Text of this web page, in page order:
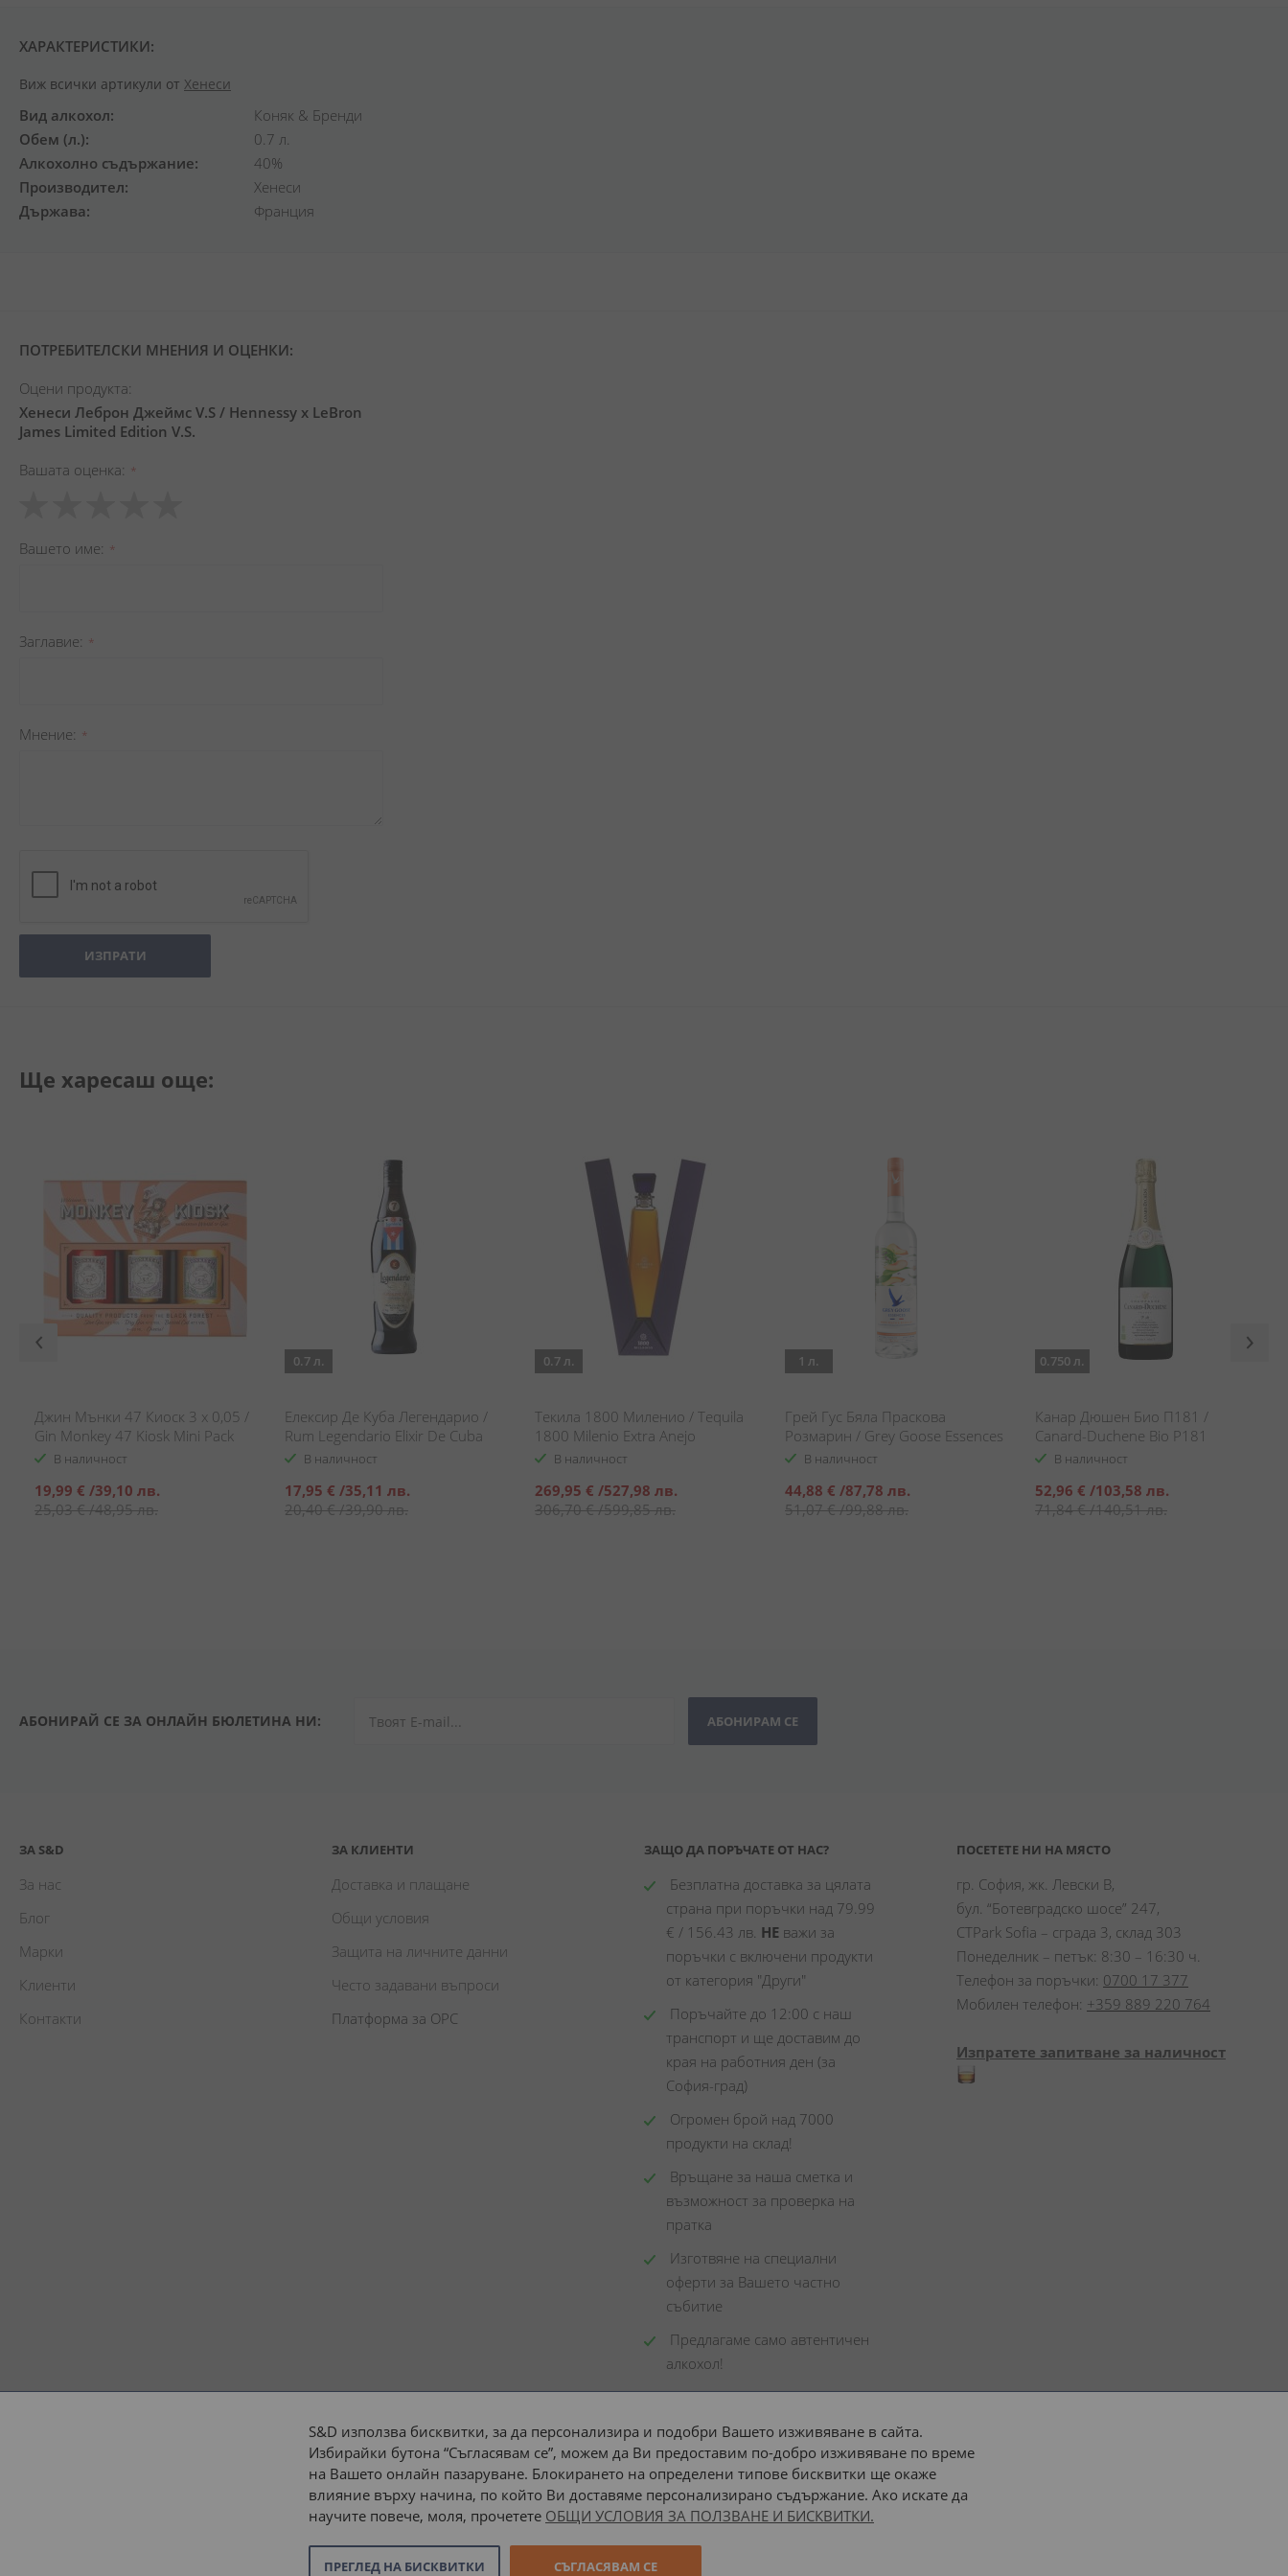
ХАРАКТЕРИСТИКИ:
Виж всички артикули от Хенеси
Вид алкохол
Коняк & Бренди
Обем (л.)
0.7 л.
Алкохолно съдържание
40%
Производител
Хенеси
Държава
Франция
ПОТРЕБИТЕЛСКИ МНЕНИЯ И ОЦЕНКИ:
Оцени продукта:
Хенеси Леброн Джеймс V.S / Hennessy x LeBron
James Limited Edition V.S.
Вашата оценка
star
stars
stars
stars
stars
Вашето име
Заглавиe
Мнение
ИЗПРАТИ
Ще харесаш още:
Джин Мънки 47 Киоск 3 x 0,05 /
Gin Monkey 47 Kiosk Mini Pack
В наличност
Специална
цена
19,99 € /39,10 лв.
25,03 €/48,95 лв.
0.7 л.
Елексир Де Куба Легендарио /
Rum Legendario Elixir De Cuba
В наличност
Специална
цена
17,95 € /35,11 лв.
20,40 €/39,90 лв.
0.7 л.
Текила 1800 Миленио / Tequila
1800 Milenio Extra Anejo
В наличност
Специална
цена
269,95 € /527,98 лв.
306,70 €/599,85 лв.
1 л.
Грей Гус Бяла Праскова
Розмарин / Grey Goose Essences
White Peach & Rosmary
В наличност
Специална
цена
44,88 € /87,78 лв.
51,07 €/99,88 лв.
0.750 л.
Канар Дюшен Био П181 /
Canard-Duchene Bio P181
В наличност
Специална
цена
52,96 € /103,58 лв.
71,84 €/140,51 лв.
АБОНИРАЙ СЕ ЗА ОНЛАЙН БЮЛЕТИНА НИ: АБОНИРАМ СЕ
ЗА S&D
За нас
Блог
Марки
Клиенти
Контакти
ЗА КЛИЕНТИ
Доставка и плащане
Общи условия
Защита на личните данни
Често задавани въпроси
Платформа за ОРС
ЗАЩО ДА ПОРЪЧАТЕ ОТ НАС?
Безплатна доставка за цялата
страна при поръчки над 79.99
€ / 156.43 лв. НЕ важи за
поръчки с включени продукти
от категория "Други"
Поръчайте до 12:00 с наш
транспорт и ще доставим до
края на работния ден (за
София-град)
Огромен брой над 7000
продукти на склад!
Връщане за наша сметка и
възможност за проверка на
пратка
Изготвяне на специални
оферти за Вашето частно
събитие
Предлагаме само автентичен
алкохол!
ПОСЕТЕТЕ НИ НА МЯСТО
гр. София, жк. Левски В,
бул. “Ботевградско шосе” 247,
CTPark Sofia – сграда 3, склад 303
Понеделник – петък: 8:30 – 16:30 ч.
Телефон за поръчки: 0700 17 377
Мобилен телефон: +359 889 220 764
Изпратете запитване за наличност
Доставка до адрес с: или наш транспорт
S&D използва бисквитки, за да персонализира и подобри Вашето изживяване в сайта.
Избирайки бутона “Съгласявам се”, можем да Ви предоставим по-добро изживяване по време
на Вашето онлайн пазаруване. Блокирането на определени типове бисквитки ще окаже
влияние върху начина, по който Ви доставяме персонализирано съдържание. Ако искате да
научите повече, моля, прочетете ОБЩИ УСЛОВИЯ ЗА ПОЛЗВАНЕ И БИСКВИТКИ.
СЪГЛАСЯВАМ СЕ
ПРЕГЛЕД НА БИСКВИТКИ